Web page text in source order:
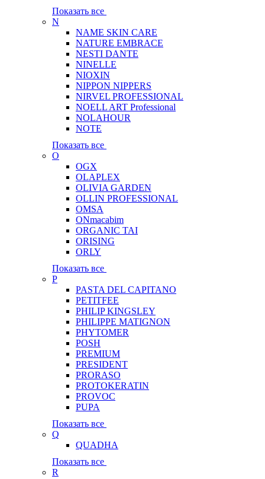
Показать все
N
NAME SKIN CARE
NATURE EMBRACE
NESTI DANTE
NINELLE
NIOXIN
NIPPON NIPPERS
NIRVEL PROFESSIONAL
NOELL ART Professional
NOLAHOUR
NOTE
Показать все
O
OGX
OLAPLEX
OLIVIA GARDEN
OLLIN PROFESSIONAL
OMSA
ONmacabim
ORGANIC TAI
ORISING
ORLY
Показать все
P
PASTA DEL CAPITANO
PETITFEE
PHILIP KINGSLEY
PHILIPPE MATIGNON
PHYTOMER
POSH
PREMIUM
PRESIDENT
PRORASO
PROTOKERATIN
PROVOC
PUPA
Показать все
Q
QUADHA
Показать все
R